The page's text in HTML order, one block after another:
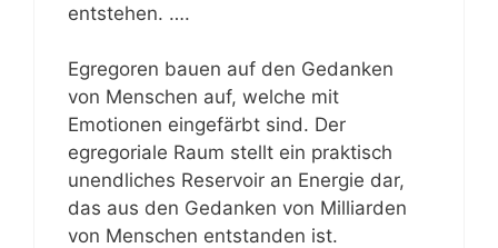
entstehen. ….
Egregoren bauen auf den Gedanken
von Menschen auf, welche mit
Emotionen eingefärbt sind. Der
egregoriale Raum stellt ein praktisch
unendliches Reservoir an Energie dar,
das aus den Gedanken von Milliarden
von Menschen entstanden ist.